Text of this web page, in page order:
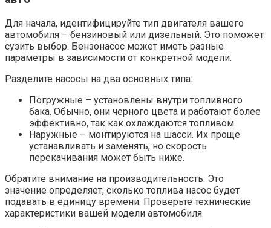
Для начала, идентифицируйте тип двигателя вашего
автомобиля – бензиновый или дизельный. Это поможет
сузить выбор. Бензонасос может иметь разные
параметры в зависимости от конкретной модели.
Разделите насосы на два основных типа:
Погружные – установлены внутри топливного
бака. Обычно, они черного цвета и работают более
эффективно, так как охлаждаются топливом.
Наружные – монтируются на шасси. Их проще
устанавливать и заменять, но скорость
перекачивания может быть ниже.
Обратите внимание на производительность. Это
значение определяет, сколько топлива насос будет
подавать в единицу времени. Проверьте технические
характеристики вашей модели автомобиля.